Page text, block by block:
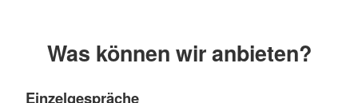
Was können wir anbieten?
Einzelgespräche